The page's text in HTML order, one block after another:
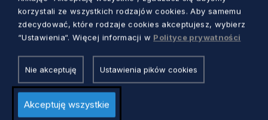
Urząd Marszałkowski
Województwa Pomorskiego
korzystali ze wszystkich rodzajów cookies. Aby samemu
zdecydować, które rodzaje cookies akceptujesz, wybierz
“Ustawienia“. Więcej informacji w Polityce prywatności
Nie akceptuję Ustawienia pików cookies
Akceptuję wszystkie